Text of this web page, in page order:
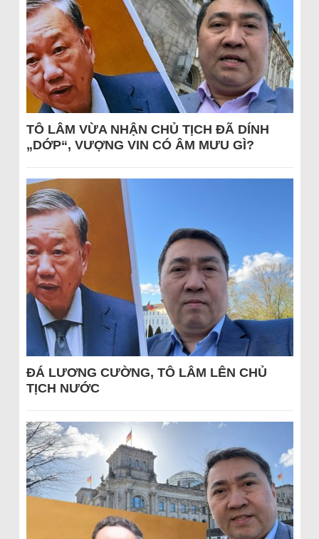
TÔ LÂM VỪA NHẬN CHỦ TỊCH ĐÃ DÍNH
„DỚP“, VƯỢNG VIN CÓ ÂM MƯU GÌ?
ĐÁ LƯƠNG CƯỜNG, TÔ LÂM LÊN CHỦ
TỊCH NƯỚC